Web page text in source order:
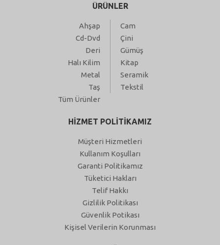
ÜRÜNLER
Ahşap
Cam
Cd-Dvd
Çini
Deri
Gümüş
Halı Kilim
Kitap
Metal
Seramik
Taş
Tekstil
Tüm Ürünler
HİZMET POLİTİKAMIZ
Müşteri Hizmetleri
Kullanım Koşulları
Garanti Politikamız
Tüketici Hakları
Telif Hakkı
Gizlilik Politikası
Güvenlik Potikası
Kişisel Verilerin Korunması